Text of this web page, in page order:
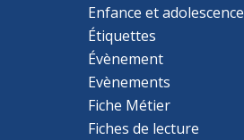
Enfance et adolescence
Étiquettes
Évènement
Evènements
Fiche Métier
Fiches de lecture